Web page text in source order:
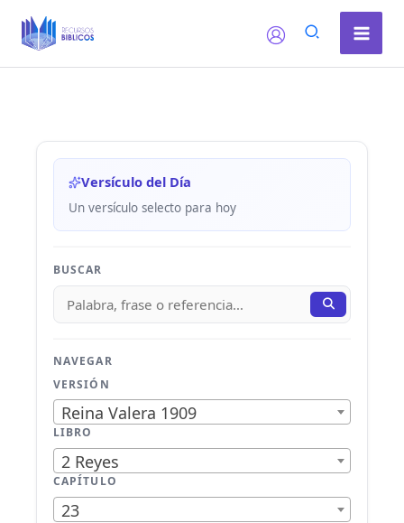
Versículo del Día
Un versículo selecto para hoy
BUSCAR
NAVEGAR
VERSIÓN
Reina Valera 1909
LIBRO
2 Reyes
CAPÍTULO
23